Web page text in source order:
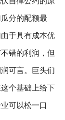
分的配额最
于具有成本优
错的利润，但
可言。巨头们
个基础上给下
可以松一口